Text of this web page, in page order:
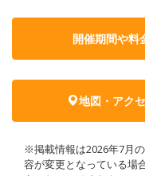
開催期間や料
地図・アク
※掲載情報は2026年7月
容が変更となっている場